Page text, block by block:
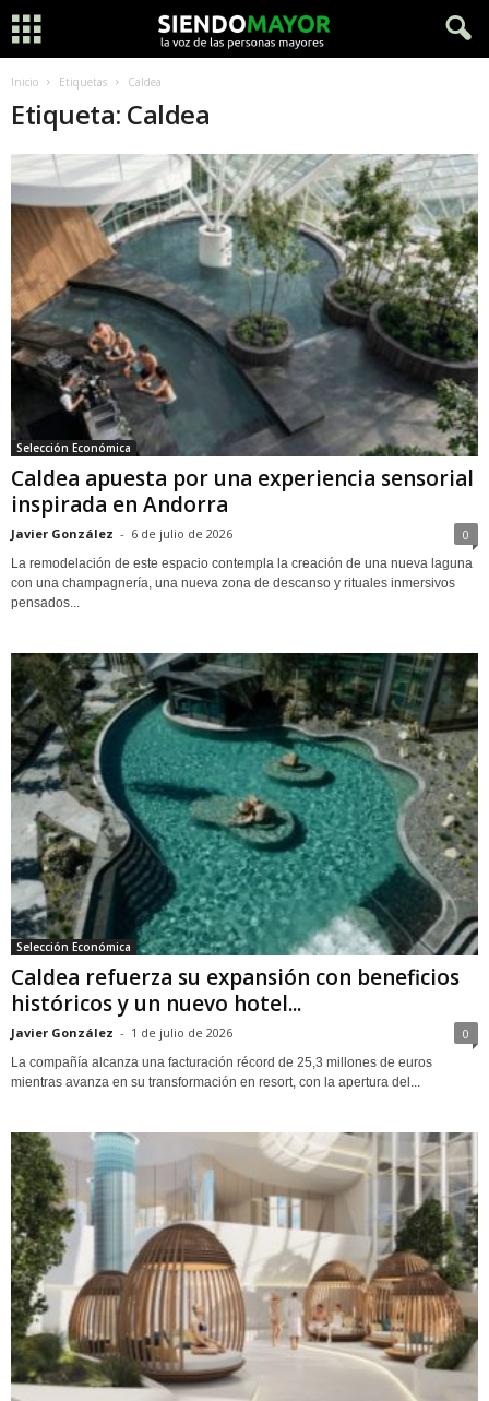
Inicio Etiquetas Caldea
Etiqueta: Caldea
Selección Económica
Caldea apuesta por una experiencia sensorial
inspirada en Andorra
Javier González - 6 de julio de 2026 0
La remodelación de este espacio contempla la creación de una nueva laguna
con una champagnería, una nueva zona de descanso y rituales inmersivos
pensados...
Selección Económica
Caldea refuerza su expansión con beneficios
históricos y un nuevo hotel...
Javier González - 1 de julio de 2026 0
La compañía alcanza una facturación récord de 25,3 millones de euros
mientras avanza en su transformación en resort, con la apertura del...